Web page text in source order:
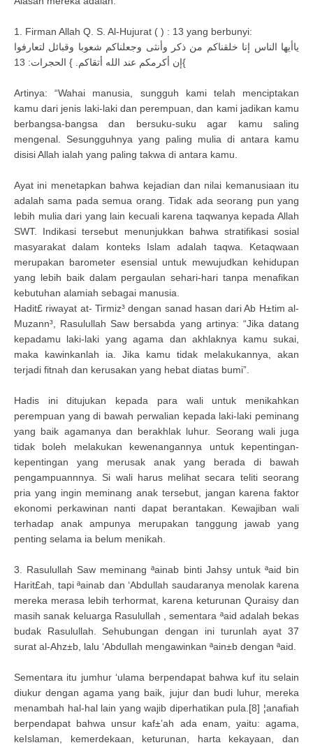
1. Firman Allah Q. S. Al-Hujurat ( ) : 13 yang berbunyi:
ياأيها الناس ﺇنا خلقناكم من ذكر وأنثى وجعلناكم شعوبا وقبائل لتعارفوا
ﺇن أكرمكم عند الله أتقاكم. } الحجرات: 13{
Artinya: “Wahai manusia, sungguh kami telah menciptakan
kamu dari jenis laki-laki dan perempuan, dan kami jadikan kamu
berbangsa-bangsa dan bersuku-suku agar kamu saling
mengenal. Sesungguhnya yang paling mulia di antara kamu
disisi Allah ialah yang paling takwa di antara kamu.
Ayat ini menetapkan bahwa kejadian dan nilai kemanusiaan itu
adalah sama pada semua orang. Tidak ada seorang pun yang
lebih mulia dari yang lain kecuali karena taqwanya kepada Allah
SWT. Indikasi tersebut menunjukkan bahwa stratifikasi sosial
masyarakat dalam konteks Islam adalah taqwa. Ketaqwaan
merupakan barometer esensial untuk mewujudkan kehidupan
yang lebih baik dalam pergaulan sehari-hari tanpa menafikan
kebutuhan alamiah sebagai manusia.
Hadit£ riwayat at- Tirmiz³ dengan sanad hasan dari Ab H±tim al-
Muzann³, Rasulullah Saw bersabda yang artinya: “Jika datang
kepadamu laki-laki yang agama dan akhlaknya kamu sukai,
maka kawinkanlah ia. Jika kamu tidak melakukannya, akan
terjadi fitnah dan kerusakan yang hebat diatas bumi”.
Hadis ini ditujukan kepada para wali untuk menikahkan
perempuan yang di bawah perwalian kepada laki-laki peminang
yang baik agamanya dan berakhlak luhur. Seorang wali juga
tidak boleh melakukan kewenangannya untuk kepentingan-
kepentingan yang merusak anak yang berada di bawah
pengampuannnya. Si wali harus melihat secara teliti seorang
pria yang ingin meminang anak tersebut, jangan karena faktor
ekonomi perkawinan nanti dapat berantakan. Kewajiban wali
terhadap anak ampunya merupakan tanggung jawab yang
penting selama ia belum menikah.
3. Rasulullah Saw meminang ªainab binti Jahsy untuk ªaid bin
Harit£ah, tapi ªainab dan ‘Abdullah saudaranya menolak karena
mereka merasa lebih terhormat, karena keturunan Quraisy dan
masih sanak keluarga Rasulullah , sementara ªaid adalah bekas
budak Rasulullah. Sehubungan dengan ini turunlah ayat 37
surat al-Ahz±b, lalu ‘Abdullah mengawinkan ªain±b dengan ªaid.
Sementara itu jumhur ‘ulama berpendapat bahwa kuf itu selain
diukur dengan agama yang baik, jujur dan budi luhur, mereka
menambah hal-hal lain yang wajib diperhatikan pula.[8] ¦anafiah
berpendapat bahwa unsur kaf±’ah ada enam, yaitu: agama,
keIslaman, kemerdekaan, keturunan, harta kekayaan, dan